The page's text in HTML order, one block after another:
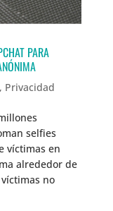
PARA
, Privacidad
selfies
víctimas en
alrededor de
no